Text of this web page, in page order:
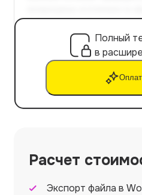
Полный
в
Расчет
Экспорт файла в